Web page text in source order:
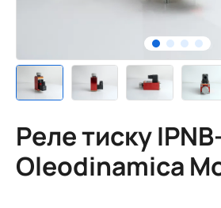
Реле тиску
Oleodinamica